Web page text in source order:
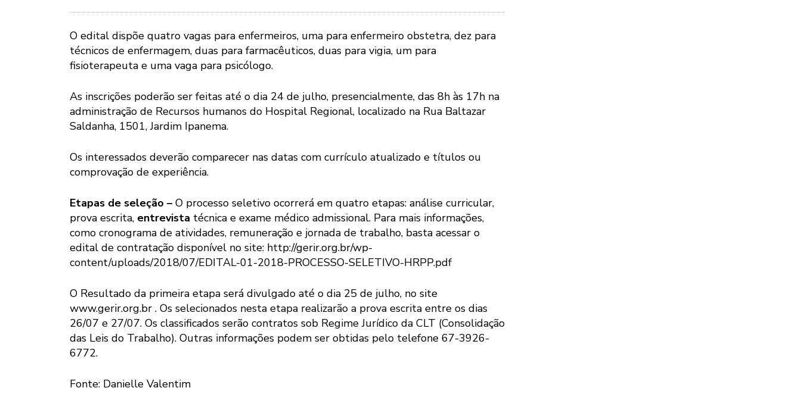
O edital dispõe quatro vagas para enfermeiros, uma para enfermeiro obstetra, dez para
técnicos de enfermagem, duas para farmacêuticos, duas para vigia, um para
fisioterapeuta e uma vaga para psicólogo.
As inscrições poderão ser feitas até o dia 24 de julho, presencialmente, das 8h às 17h na
administração de Recursos humanos do Hospital Regional, localizado na Rua Baltazar
Saldanha, 1501, Jardim Ipanema.
Os interessados deverão comparecer nas datas com currículo atualizado e títulos ou
comprovação de experiência.
Etapas de seleção – O processo seletivo ocorrerá em quatro etapas: análise curricular,
prova escrita, entrevista técnica e exame médico admissional. Para mais informações,
como cronograma de atividades, remuneração e jornada de trabalho, basta acessar o
edital de contratação disponível no site: http://gerir.org.br/wp-
content/uploads/2018/07/EDITAL-01-2018-PROCESSO-SELETIVO-HRPP.pdf
O Resultado da primeira etapa será divulgado até o dia 25 de julho, no site
www.gerir.org.br . Os selecionados nesta etapa realizarão a prova escrita entre os dias
26/07 e 27/07. Os classificados serão contratos sob Regime Jurídico da CLT (Consolidação
das Leis do Trabalho). Outras informações podem ser obtidas pelo telefone 67-3926-
6772.
Fonte: Danielle Valentim